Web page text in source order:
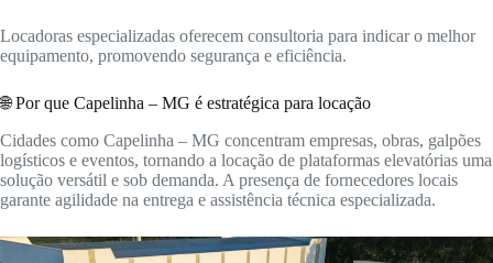
Locadoras especializadas oferecem consultoria para indicar o melhor
equipamento, promovendo segurança e eficiência.
🌐 Por que Capelinha – MG é estratégica para locação
Cidades como Capelinha – MG concentram empresas, obras, galpões
logísticos e eventos, tornando a locação de plataformas elevatórias uma
solução versátil e sob demanda. A presença de fornecedores locais
garante agilidade na entrega e assistência técnica especializada.